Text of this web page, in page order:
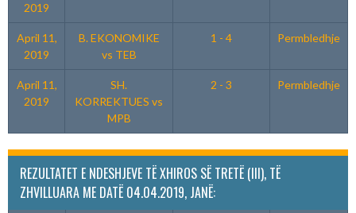
2019
April 11,
2019
B. EKONOMIKE
vs TEB
1 - 4 Permbledhje
April 11,
2019
SH.
KORREKTUES vs
MPB
2 - 3 Permbledhje
REZULTATET E NDESHJEVE TË XHIROS SË TRETË (III), TË
ZHVILLUARA ME DATË 04.04.2019, JANË: